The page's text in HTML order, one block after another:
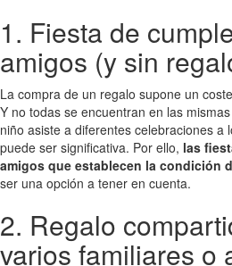
1. Fiesta de
amigos (y sin
La compra de un regalo supone un
Y no todas se encuentran en las
niño asiste a diferentes celebraciones a
puede ser significativa. Por ello, las
amigos que establecen la condición
ser una opción a tener en cuenta.
2. Regalo
varios familiares o